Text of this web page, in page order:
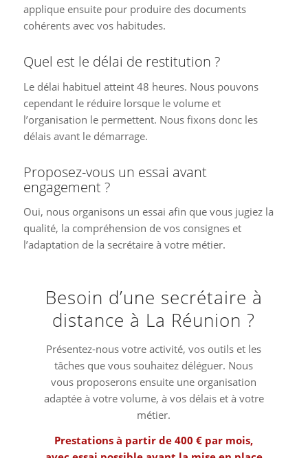
applique ensuite pour produire des documents
cohérents avec vos habitudes.
Quel est le délai de restitution ?
Le délai habituel atteint 48 heures. Nous pouvons
cependant le réduire lorsque le volume et
l’organisation le permettent. Nous fixons donc les
délais avant le démarrage.
Proposez-vous un essai avant
engagement ?
Oui, nous organisons un essai afin que vous jugiez la
qualité, la compréhension de vos consignes et
l’adaptation de la secrétaire à votre métier.
Besoin d’une secrétaire à
distance à La Réunion ?
Présentez-nous votre activité, vos outils et les
tâches que vous souhaitez déléguer. Nous
vous proposerons ensuite une organisation
adaptée à votre volume, à vos délais et à votre
métier.
Prestations à partir de 400 € par mois,